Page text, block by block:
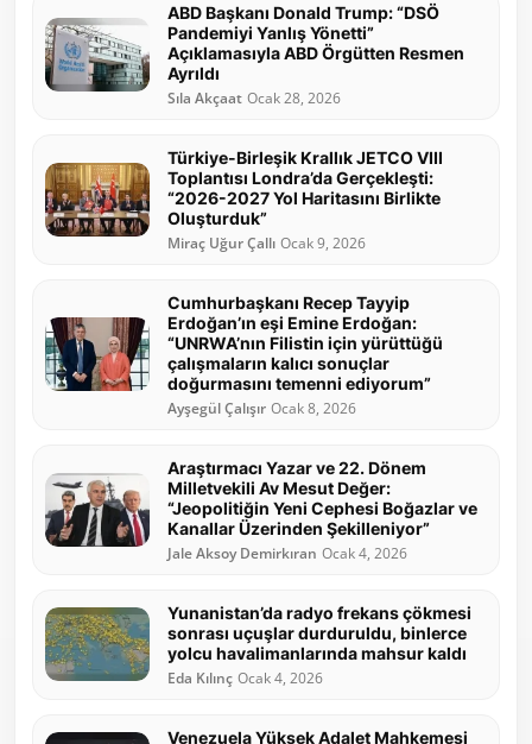
ABD Başkanı Donald Trump: “DSÖ
Pandemiyi Yanlış Yönetti”
Açıklamasıyla ABD Örgütten Resmen
Ayrıldı
Sıla Akçaat Ocak 28, 2026
Türkiye-Birleşik Krallık JETCO VIII
Toplantısı Londra’da Gerçekleşti:
“2026-2027 Yol Haritasını Birlikte
Oluşturduk”
Miraç Uğur Çallı Ocak 9, 2026
Cumhurbaşkanı Recep Tayyip
Erdoğan’ın eşi Emine Erdoğan:
“UNRWA’nın Filistin için yürüttüğü
çalışmaların kalıcı sonuçlar
doğurmasını temenni ediyorum”
Ayşegül Çalışır Ocak 8, 2026
Araştırmacı Yazar ve 22. Dönem
Milletvekili Av Mesut Değer:
“Jeopolitiğin Yeni Cephesi Boğazlar ve
Kanallar Üzerinden Şekilleniyor”
Jale Aksoy Demirkıran Ocak 4, 2026
Yunanistan’da radyo frekans çökmesi
sonrası uçuşlar durduruldu, binlerce
yolcu havalimanlarında mahsur kaldı
Eda Kılınç Ocak 4, 2026
Venezuela Yüksek Adalet Mahkemesi